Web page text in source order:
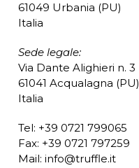
61049 Urbania (PU)
Italia
Sede legale:
Via Dante Alighieri n. 3
61041 Acqualagna (PU)
Italia
Tel: +39 0721 799065
Fax: +39 0721 797259
Mail: info@truffle.it